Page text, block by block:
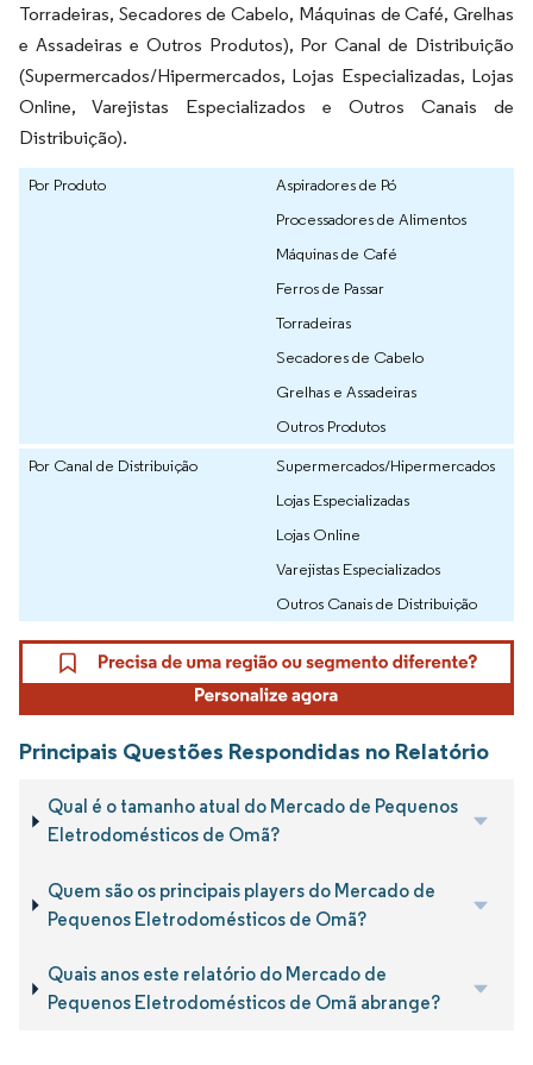
Torradeiras, Secadores de Cabelo, Máquinas de Café, Grelhas
e Assadeiras e Outros Produtos), Por Canal de Distribuição
(Supermercados/Hipermercados, Lojas Especializadas, Lojas
Online, Varejistas Especializados e Outros Canais de
Distribuição).
Por Produto
Aspiradores de Pó
Processadores de Alimentos
Máquinas de Café
Ferros de Passar
Torradeiras
Secadores de Cabelo
Grelhas e Assadeiras
Outros Produtos
Por Canal de Distribuição
Supermercados/Hipermercados
Lojas Especializadas
Lojas Online
Varejistas Especializados
Outros Canais de Distribuição
Principais Questões Respondidas no Relatório
Qual é o tamanho atual do Mercado de Pequenos
Eletrodomésticos de Omã?
Quem são os principais players do Mercado de
Pequenos Eletrodomésticos de Omã?
Quais anos este relatório do Mercado de
Pequenos Eletrodomésticos de Omã abrange?